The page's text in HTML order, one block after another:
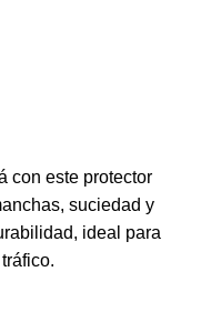
con este protector
suciedad y
ideal para